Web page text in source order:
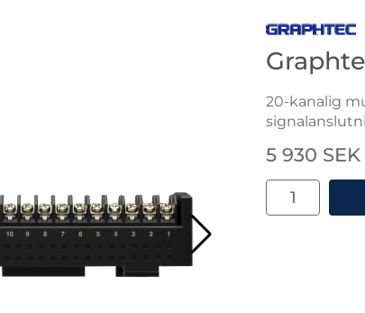
Gå till
20-kanalig
Handla
pris
5 930 SEK
antal